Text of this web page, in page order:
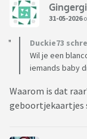
31-05-2026
Duckie73
Wil je een
iemands baby
Waarom is dat
geboortjekaartjes